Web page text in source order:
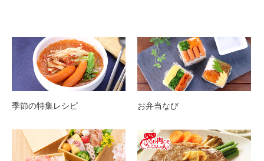
季節の特集レシピ お弁当なび